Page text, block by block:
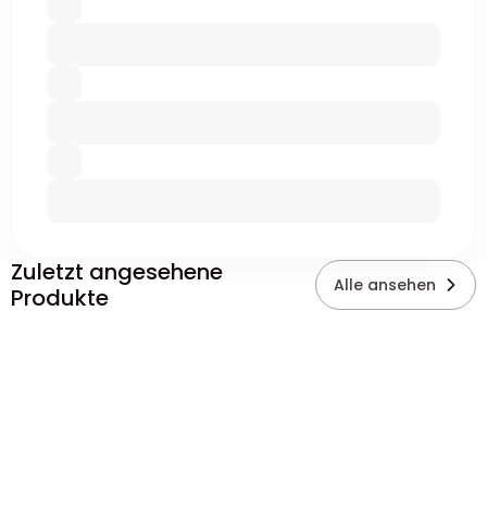
Zuletzt angesehene
Produkte
Alle ansehen